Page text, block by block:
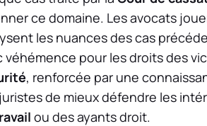
ce domaine. Les avocats
les nuances des cas
véhémence pour les droits des
, renforcée par une
de mieux défendre les
ou des ayants droit.